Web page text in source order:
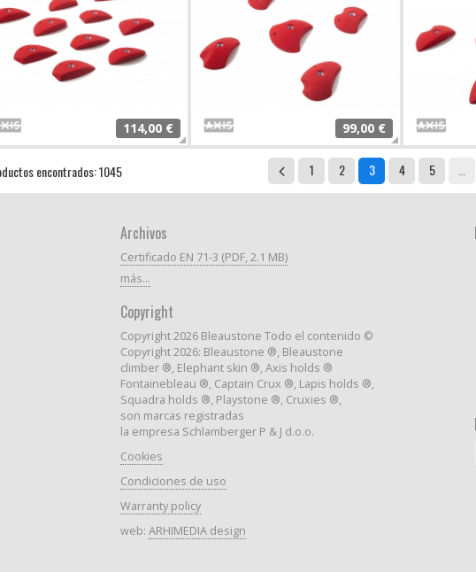
114,00 € 99,00 €
encontrados: 1045 1 2 3 4 5
Archivos
Certificado EN 71-3 (PDF, 2.1 MB)
más...
Copyright
Copyright 2026 Bleaustone Todo el contenido ©
Copyright 2026: Bleaustone ®, Bleaustone
climber ®, Elephant skin ®, Axis holds ®
Fontainebleau ®, Captain Crux ®, Lapis holds ®,
Squadra holds ®, Playstone ®, Cruxies ®,
son marcas registradas
la empresa Schlamberger P & J d.o.o.
Cookies
Condiciones de uso
Warranty policy
web: ARHIMEDIA design